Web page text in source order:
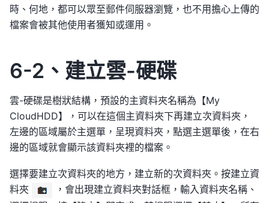
時、何地，都可以眾至郵件伺服器瀏覽，也不用擔心上傳的
檔案會被其他使用者獲知或運用。
6-2、建立雲-硬碟
雲-硬碟是樹狀結構，預設的主資料夾名稱為【My
CloudHDD】，可以在這個主資料夾下再建立次資料夾，
左邊的區域屬於主選單，呈現資料夾，點選主選單後，在右
邊的區域就會顯示該資料夾裡的檔案。
選擇要建立次資料夾的地方，建立新的次資料夾。按建立資
料夾
，會出現建立資料夾對話框，輸入資料夾名稱、